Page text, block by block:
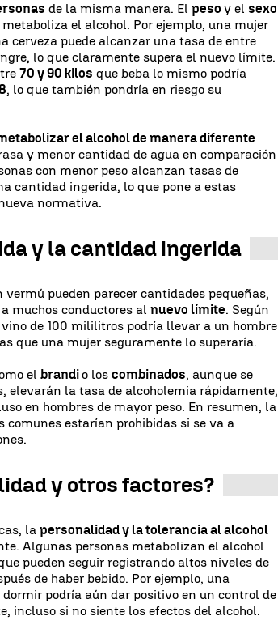
de la misma manera. Elpesoy elsexo
el alcohol. Por ejemplo, una mujer
cerveza puede alcanzar una tasa de entre
lo que claramente supera el nuevo límite.
70 y 90 kilos que beba lo mismo podría
, lo que también pondría en riesgo su
el alcohol de manera diferente
y menor cantidad de agua en comparación
con menor peso alcanzan tasas de
cantidad ingerida, lo que pone a estas
normativa.
y la cantidad ingerida
vermú pueden parecer cantidades pequeñas,
muchos conductores alnuevo límite. Según
de 100 mililitros podría llevar a un hombre
que una mujer seguramente lo superaría.
elbrandio loscombinados, aunque se
elevarán la tasa de alcoholemia rápidamente,
en hombres de mayor peso. En resumen, la
comunes estarían prohibidas si se va a
y otros factores?
lapersonalidad y la tolerancia al alcohol
Algunas personas metabolizan el alcohol
pueden seguir registrando altos niveles de
de haber bebido. Por ejemplo, una
podría aún dar positivo en un control de
incluso si no siente los efectos del alcohol.